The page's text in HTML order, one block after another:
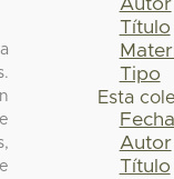
Autor
Título
Tipo
Esta
Autor
Título